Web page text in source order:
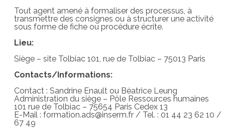
Tout agent amené à formaliser des processus, à
transmettre des consignes ou à structurer une activité
sous forme de fiche ou procédure écrite.
Lieu:
Siège – site Tolbiac 101, rue de Tolbiac – 75013 Paris
Contacts/Informations:
Contact : Sandrine Enault ou Béatrice Leung
Administration du siège – Pôle Ressources humaines
101 rue de Tolbiac – 75654 Paris Cedex 13
E-Mail : formation.ads@inserm.fr / Tel. : 01 44 23 62 10 /
67 49